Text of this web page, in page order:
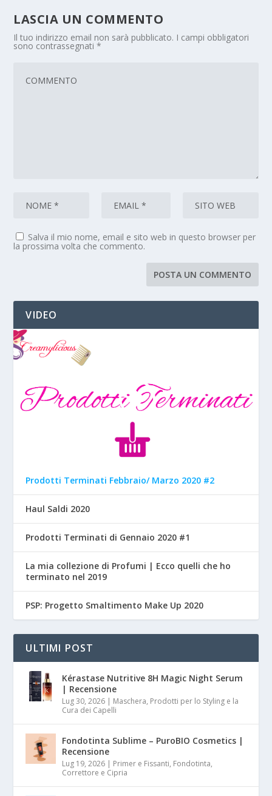
LASCIA UN COMMENTO
Il tuo indirizzo email non sarà pubblicato. I campi obbligatori
sono contrassegnati*
Salva il mio nome, email e sito web in questo browser per
la prossima volta che commento.
VIDEO
Prodotti Terminati Febbraio/ Marzo 2020 #2
Haul Saldi 2020
Prodotti Terminati di Gennaio 2020 #1
La mia collezione di Profumi | Ecco quelli che ho
terminato nel 2019
PSP: Progetto Smaltimento Make Up 2020
ULTIMI POST
Kérastase Nutritive 8H Magic Night Serum
| Recensione
Lug 30, 2026 | Maschera, Prodotti per lo Styling e la
Cura dei Capelli
Fondotinta Sublime – PuroBIO Cosmetics |
Recensione
Lug 19, 2026 | Primer e Fissanti, Fondotinta,
Correttore e Cipria